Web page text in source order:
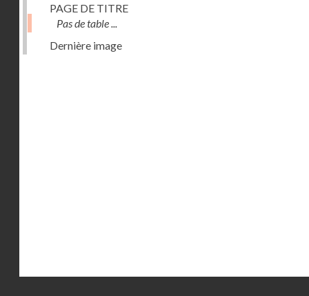
PAGE DE TITRE
Pas de table ...
Dernière image